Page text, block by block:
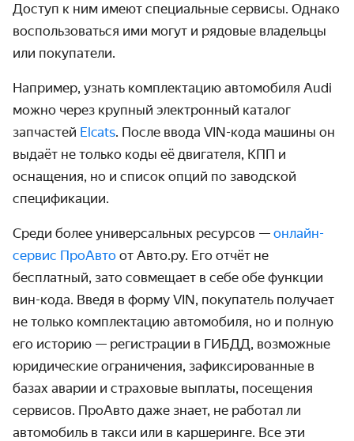
Доступ к ним имеют специальные сервисы. Однако
воспользоваться ими могут и рядовые владельцы
или покупатели.
Например, узнать комплектацию автомобиля Audi
можно через крупный электронный каталог
запчастей Elcats. После ввода VIN-кода машины он
выдаёт не только коды её двигателя, КПП и
оснащения, но и список опций по заводской
спецификации.
Среди более универсальных ресурсов — онлайн-
сервис ПроАвто от Авто.ру. Его отчёт не
бесплатный, зато совмещает в себе обе функции
вин-кода. Введя в форму VIN, покупатель получает
не только комплектацию автомобиля, но и полную
его историю — регистрации в ГИБДД, возможные
юридические ограничения, зафиксированные в
базах аварии и страховые выплаты, посещения
сервисов. ПроАвто даже знает, не работал ли
автомобиль в такси или в каршеринге. Все эти